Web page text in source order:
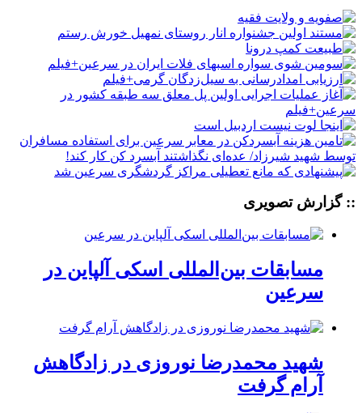
:: گزارش تصویری
مسابقات بین‌المللی اسکی آلپاین در
سرعین
شهید محمدرضا نوروزی در زادگاهش
آرام گرفت